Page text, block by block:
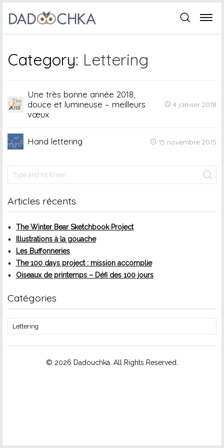
Category: Lettering
Une très bonne année 2018,
douce et lumineuse – meilleurs
vœux
4 janvier 2018
Hand lettering 15 novembre 2015
Articles récents
The Winter Bear Sketchbook Project
Illustrations à la gouache
Les Buffonneries
The 100 days project : mission accomplie
Oiseaux de printemps – Défi des 100 jours
Catégories
Catégories
© 2026 Dadouchka. All Rights Reserved.